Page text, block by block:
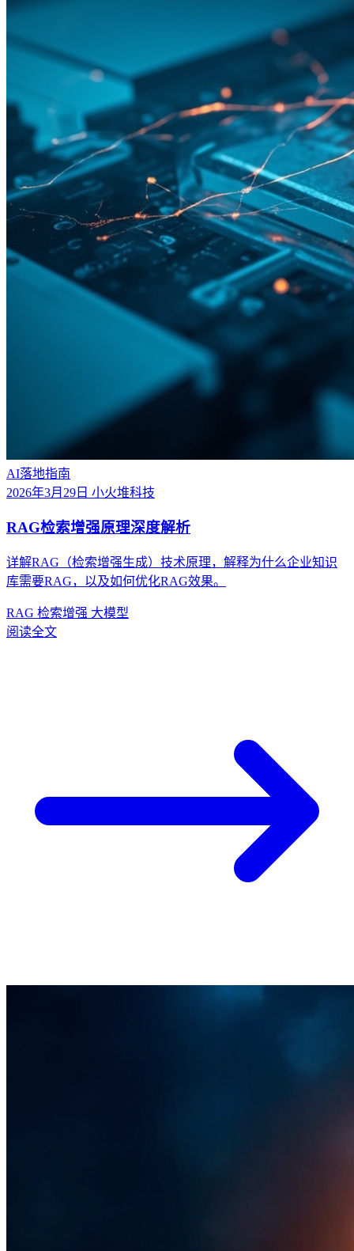
AI落地指南
2026年3月29日 小火堆科技
RAG检索增强原理深度解析
详解RAG（检索增强生成）技术原理，解释为什么企业知识
库需要RAG，以及如何优化RAG效果。
RAG 检索增强 大模型
阅读全文